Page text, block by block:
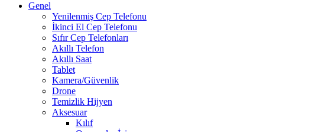
Genel
Yenilenmiş Cep Telefonu
İkinci El Cep Telefonu
Sıfır Cep Telefonları
Akıllı Telefon
Akıllı Saat
Tablet
Kamera/Güvenlik
Drone
Temizlik Hijyen
Aksesuar
Kılıf